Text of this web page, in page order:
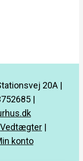
20A |
|
Vedtægter |
konto